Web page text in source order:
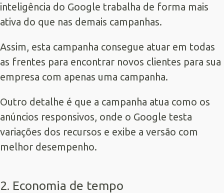
inteligência do Google trabalha de forma mais
ativa do que nas demais campanhas.
Assim, esta campanha consegue atuar em todas
as frentes para encontrar novos clientes para sua
empresa com apenas uma campanha.
Outro detalhe é que a campanha atua como os
anúncios responsivos, onde o Google testa
variações dos recursos e exibe a versão com
melhor desempenho.
2. Economia de tempo